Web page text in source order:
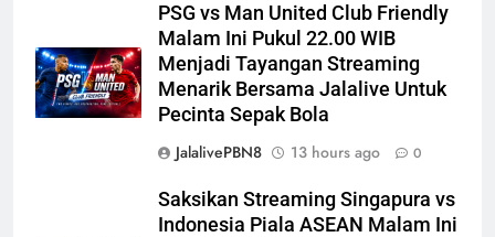
PSG vs Man United Club Friendly
Malam Ini Pukul 22.00 WIB
Menjadi Tayangan Streaming
Menarik Bersama Jalalive Untuk
Pecinta Sepak Bola
JalalivePBN8
13 hours ago 0
Saksikan Streaming Singapura vs
Indonesia Piala ASEAN Malam Ini